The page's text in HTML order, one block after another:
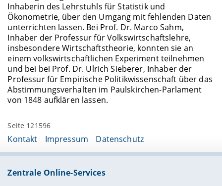
Inhaberin des Lehrstuhls für Statistik und
Ökonometrie, über den Umgang mit fehlenden Daten
unterrichten lassen. Bei Prof. Dr. Marco Sahm,
Inhaber der Professur für Volkswirtschaftslehre,
insbesondere Wirtschaftstheorie, konnten sie an
einem volkswirtschaftlichen Experiment teilnehmen
und bei bei Prof. Dr. Ulrich Sieberer, Inhaber der
Professur für Empirische Politikwissenschaft über das
Abstimmungsverhalten im Paulskirchen-Parlament
von 1848 aufklären lassen.
Seite 121596
Kontakt Impressum Datenschutz
Zentrale Online-Services